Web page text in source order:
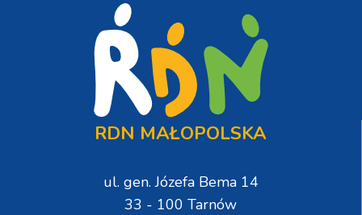
RDN MAŁOPOLSKA
ul. gen. Józefa Bema 14
33 - 100 Tarnów